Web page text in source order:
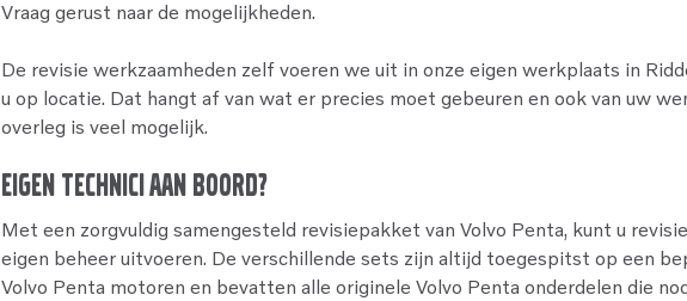
Vraag gerust naar de mogelijkheden.
De revisie werkzaamheden zelf voeren we uit in onze eigen werkplaats in
u op locatie. Dat hangt af van wat er precies moet gebeuren en ook van uw
overleg is veel mogelijk.
Eigen technici aan boord?
Met een zorgvuldig samengesteld revisiepakket van Volvo Penta, kunt u
eigen beheer uitvoeren. De verschillende sets zijn altijd toegespitst op een
Volvo Penta motoren en bevatten alle originele Volvo Penta onderdelen die